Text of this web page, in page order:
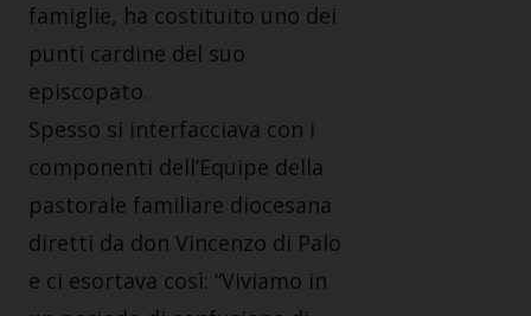
famiglie, ha costituito uno dei
punti cardine del suo
episcopato.
Spesso si interfacciava con i
componenti dell’Equipe della
pastorale familiare diocesana
diretti da don Vincenzo di Palo
e ci esortava così: “Viviamo in